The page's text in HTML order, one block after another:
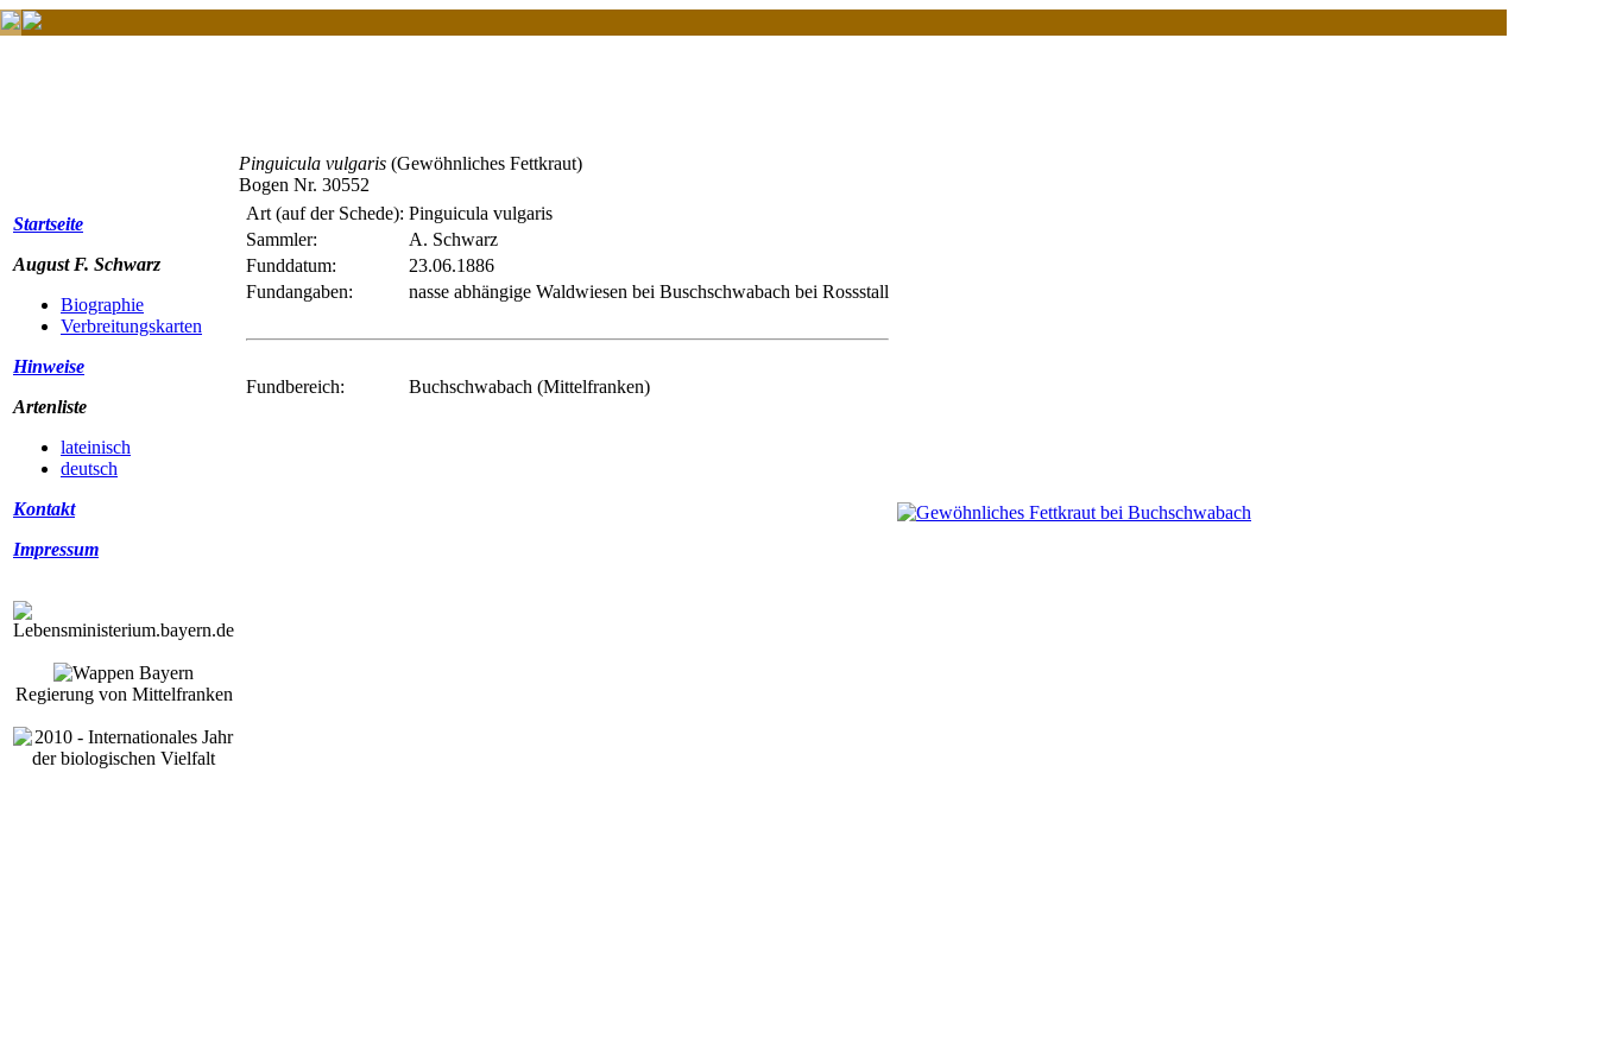
Startseite
August F. Schwarz
Biographie
Verbreitungskarten
Hinweise
Artenliste
lateinisch
deutsch
Kontakt
Impressum
Regierung von Mittelfranken
Pinguicula vulgaris (Gewöhnliches Fettkraut)
Bogen Nr. 30552
Art (auf der Schede): Pinguicula vulgaris
Sammler:
A. Schwarz
Funddatum:
23.06.1886
Fundangaben:
nasse abhängige Waldwiesen bei Buschschwabach bei Rossstall
Fundbereich: Buchschwabach (Mittelfranken)